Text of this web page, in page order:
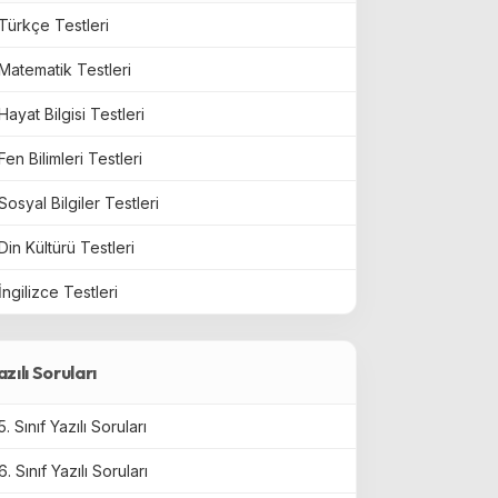
Türkçe Testleri
Testleri
Bilgisi Testleri
Bilimleri Testleri
Bilgiler Testleri
Kültürü Testleri
İngilizce Testleri
Soruları
Sınıf Yazılı Soruları
Sınıf Yazılı Soruları